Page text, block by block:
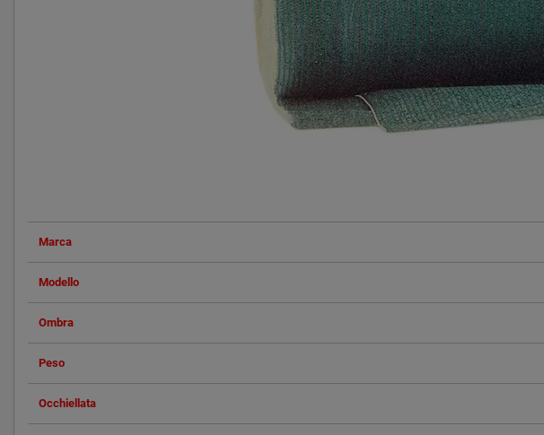
Marca
Modello
Ombra
Peso
Occhiellata